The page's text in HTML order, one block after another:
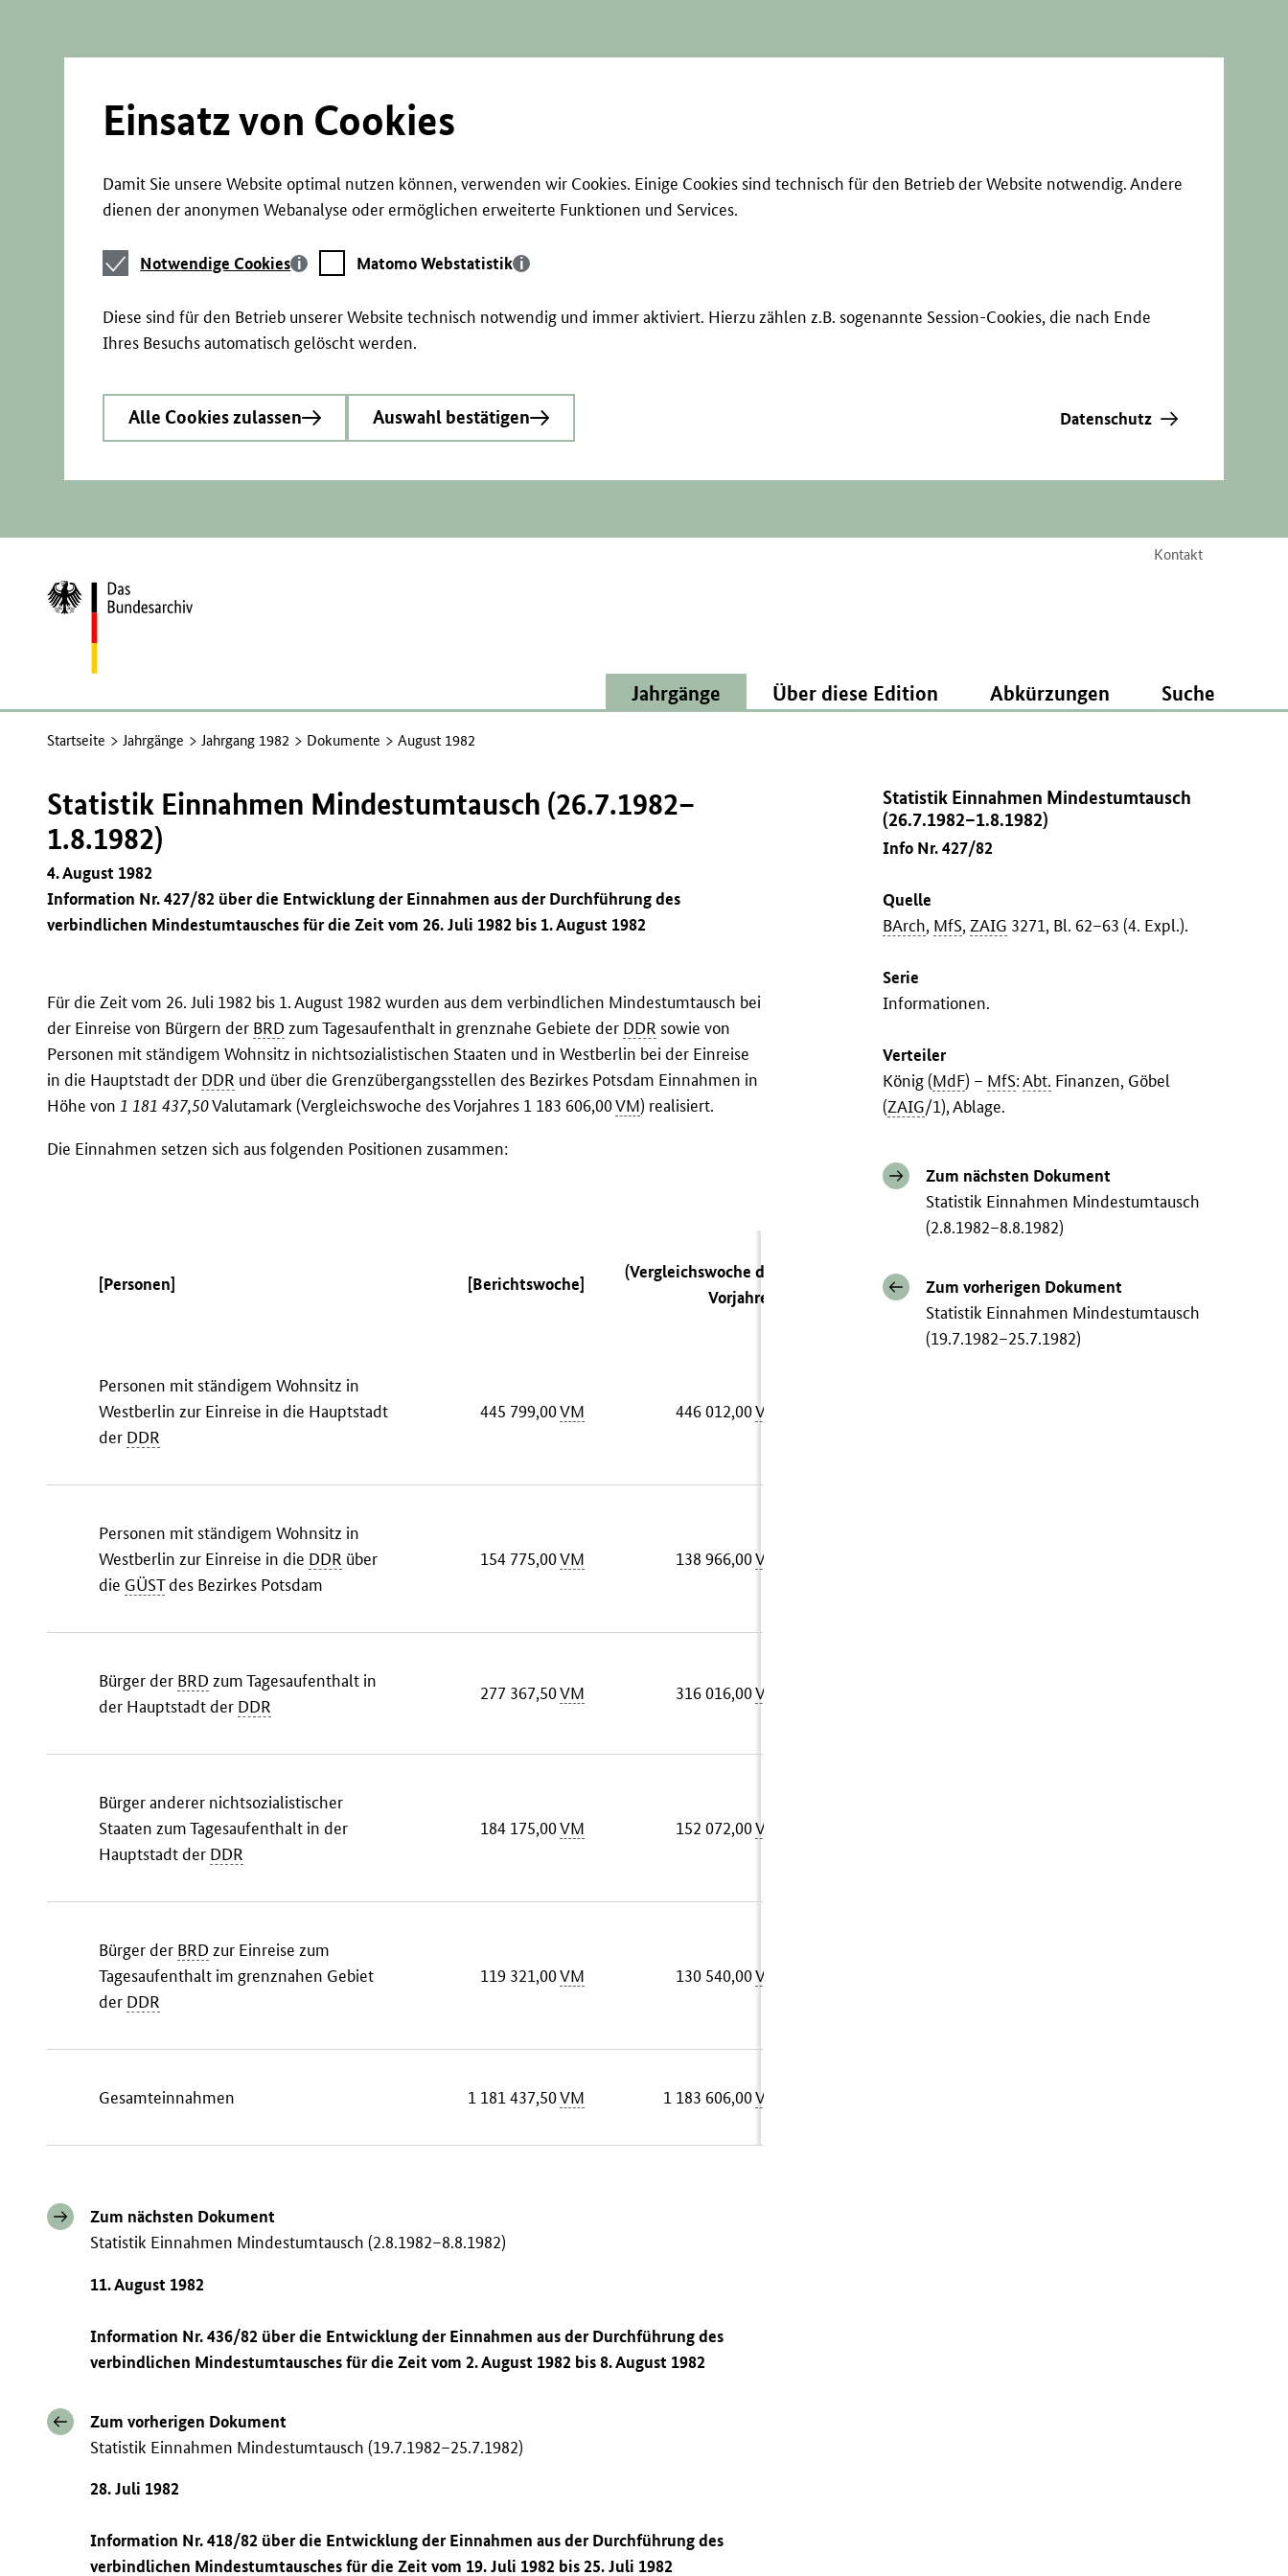
Einsatz von Cookies
Damit Sie unsere Website optimal nutzen können, verwenden wir Cookies. Einige Cookies sind technisch für den Betrieb der Website notwendig. Andere
dienen der anonymen Webanalyse oder ermöglichen erweiterte Funktionen und Services.
Notwendige
Cookies
Notwendige Cookies
Matomo
Webstatistik
Matomo Webstatistik
Diese sind für den Betrieb unserer Website technisch notwendig und immer aktiviert. Hierzu zählen z.B. sogenannte Session-Cookies, die nach Ende
Ihres Besuchs automatisch gelöscht werden.
Alle Cookies zulassen Auswahl bestätigen Datenschutz
Kontakt
Zur
Startseite
Jahrgänge Über diese Edition Abkürzungen Suche
Startseite Jahrgänge Jahrgang 1982 Dokumente August 1982
Statistik Einnahmen Mindestumtausch
(26.7.1982–1.8.1982)
Info Nr. 427/82
Quelle
BArch, MfS,ZAIG 3271, Bl. 62–63 (4. Expl.).
Serie
Informationen.
Verteiler
König (MdF) – MfS:Abt. Finanzen, Göbel
(ZAIG/1), Ablage.
Zum nächsten Dokument
Statistik Einnahmen Mindestumtausch
(2.8.1982–8.8.1982)
Zum vorherigen Dokument
Statistik Einnahmen Mindestumtausch
(19.7.1982–25.7.1982)
Statistik Einnahmen Mindestumtausch (26.7.1982–
1.8.1982)
4. August 1982
Information Nr. 427/82 über die Entwicklung der Einnahmen aus der Durchführung des
verbindlichen Mindestumtausches für die Zeit vom 26. Juli 1982 bis 1. August 1982
Für die Zeit vom 26. Juli 1982 bis 1. August 1982 wurden aus dem verbindlichen Mindestumtausch bei
der Einreise von Bürgern der BRD zum Tagesaufenthalt in grenznahe Gebiete der DDR sowie von
Personen mit ständigem Wohnsitz in nichtsozialistischen Staaten und in Westberlin bei der Einreise
in die Hauptstadt der DDR und über die Grenzübergangsstellen des Bezirkes Potsdam Einnahmen in
Höhe von1 181 437,50Valutamark (Vergleichswoche des Vorjahres 1 183 606,00VM) realisiert.
Die Einnahmen setzen sich aus folgenden Positionen zusammen:
[Personen] [Berichtswoche]
(Vergleichswoche des
Vorjahres)
Personen mit ständigem Wohnsitz in
Westberlin zur Einreise in die Hauptstadt
der DDR
445 799,00VM 446 012,00VM
Personen mit ständigem Wohnsitz in
Westberlin zur Einreise in die DDR über
die GÜSTdes Bezirkes Potsdam
154 775,00VM 138 966,00VM
Bürger der BRD zum Tagesaufenthalt in
der Hauptstadt der DDR
277 367,50VM 316 016,00VM
Bürger anderer nichtsozialistischer
Staaten zum Tagesaufenthalt in der
Hauptstadt der DDR
184 175,00VM 152 072,00VM
Bürger der BRD zur Einreise zum
Tagesaufenthalt im grenznahen Gebiet
der DDR
119 321,00VM 130 540,00VM
Gesamteinnahmen 1 181 437,50VM 1 183 606,00VM
Zum nächsten Dokument
Statistik Einnahmen Mindestumtausch (2.8.1982–8.8.1982)
11. August 1982
Information Nr. 436/82 über die Entwicklung der Einnahmen aus der Durchführung des
verbindlichen Mindestumtausches für die Zeit vom 2. August 1982 bis 8. August 1982
Zum vorherigen Dokument
Statistik Einnahmen Mindestumtausch (19.7.1982–25.7.1982)
28. Juli 1982
Information Nr. 418/82 über die Entwicklung der Einnahmen aus der Durchführung des
verbindlichen Mindestumtausches für die Zeit vom 19. Juli 1982 bis 25. Juli 1982